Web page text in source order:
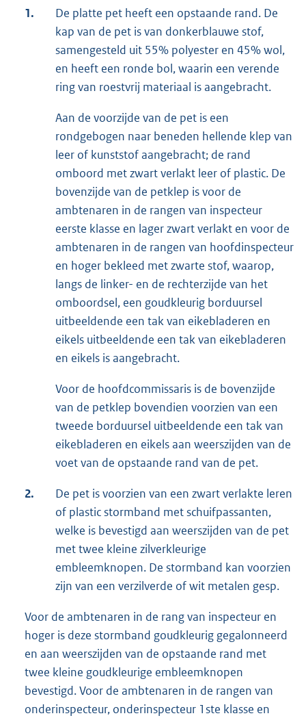
1.
De platte pet heeft een opstaande rand. De
kap van de pet is van donkerblauwe stof,
samengesteld uit 55% polyester en 45% wol,
en heeft een ronde bol, waarin een verende
ring van roestvrij materiaal is aangebracht.
Aan de voorzijde van de pet is een
rondgebogen naar beneden hellende klep van
leer of kunststof aangebracht; de rand
omboord met zwart verlakt leer of plastic. De
bovenzijde van de petklep is voor de
ambtenaren in de rangen van inspecteur
eerste klasse en lager zwart verlakt en voor de
ambtenaren in de rangen van hoofdinspecteur
en hoger bekleed met zwarte stof, waarop,
langs de linker- en de rechterzijde van het
omboordsel, een goudkleurig borduursel
uitbeeldende een tak van eikebladeren en
eikels uitbeeldende een tak van eikebladeren
en eikels is aangebracht.
Voor de hoofdcommissaris is de bovenzijde
van de petklep bovendien voorzien van een
tweede borduursel uitbeeldende een tak van
eikebladeren en eikels aan weerszijden van de
voet van de opstaande rand van de pet.
2.
De pet is voorzien van een zwart verlakte leren
of plastic stormband met schuifpassanten,
welke is bevestigd aan weerszijden van de pet
met twee kleine zilverkleurige
embleemknopen. De stormband kan voorzien
zijn van een verzilverde of wit metalen gesp.
Voor de ambtenaren in de rang van inspecteur en
hoger is deze stormband goudkleurig gegalonneerd
en aan weerszijden van de opstaande rand met
twee kleine goudkleurige embleemknopen
bevestigd. Voor de ambtenaren in de rangen van
onderinspecteur, onderinspecteur 1ste klasse en